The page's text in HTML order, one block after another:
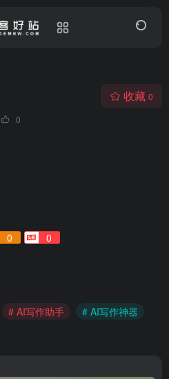
0
收藏 0
0 0
# AI写作助手
# AI写作神器